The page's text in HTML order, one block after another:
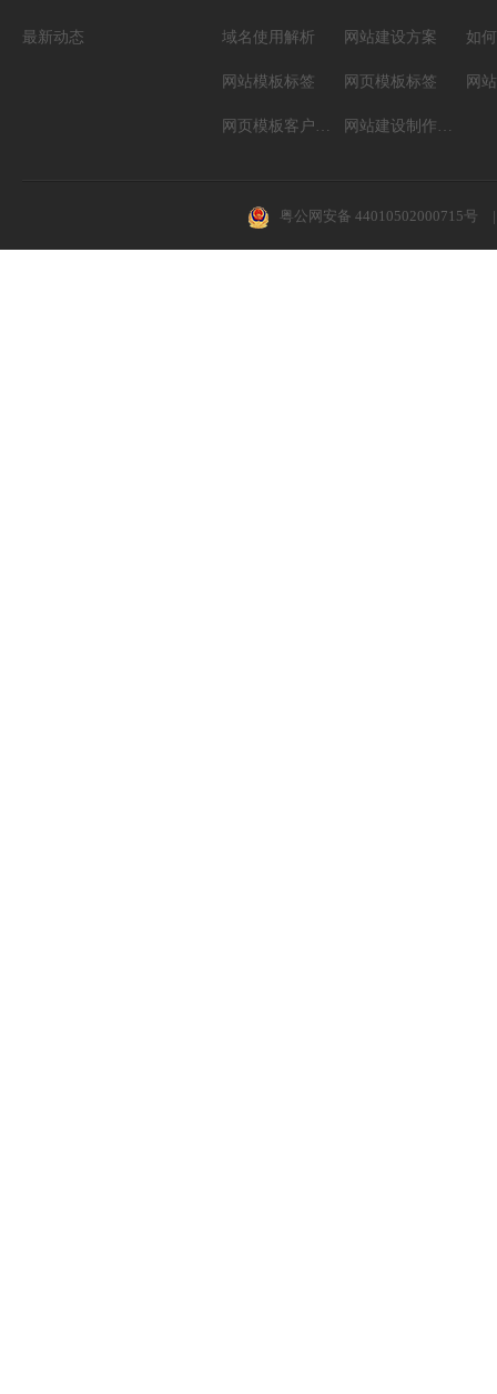
最新动态 域名使用解析 网站建设方案 如
网站模板标签 网页模板标签
网页模板客户案例 网站建设制作知识
粤公网安备 44010502000715号 |